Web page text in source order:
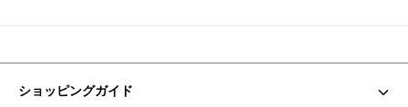
ショッピングガイド